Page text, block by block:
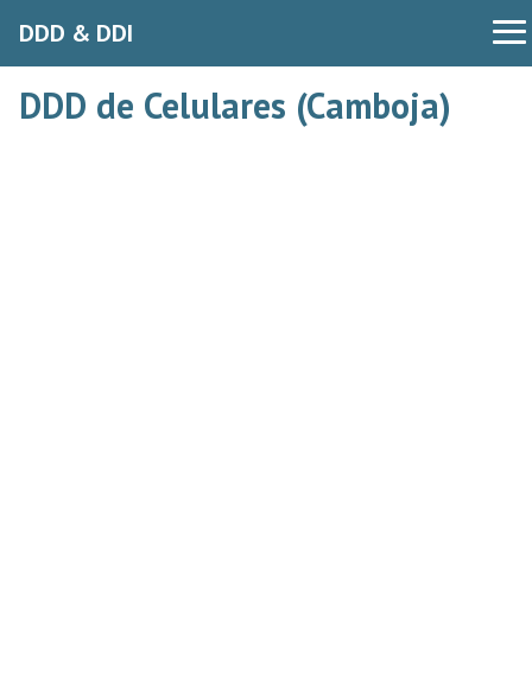
DDD & DDI
DDD de Celulares (Camboja)